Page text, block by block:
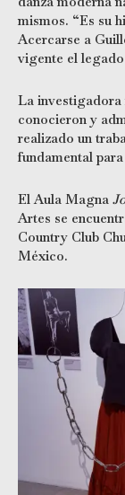
mismos. “Es su
Acercarse a
vigente el
La investigadora
conocieron y
realizado un
fundamental
El Aula Magna
Artes se
Country Club
México.